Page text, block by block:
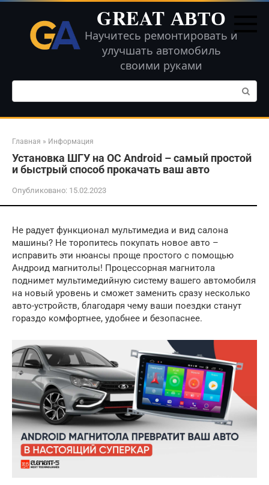
Перейти
контенту
GREAT АВТО
Научитесь ремонтировать и
улучшать автомобиль
своими руками
Поиск:
Главная » Информация
Установка ШГУ на ОС Android – самый простой
и быстрый способ прокачать ваш авто
Опубликовано: 15.02.2023
Не радует функционал мультимедиа и вид салона
машины? Не торопитесь покупать новое авто –
исправить эти нюансы проще простого с помощью
Андроид магнитолы! Процессорная магнитола
поднимет мультимедийную систему вашего автомобиля
на новый уровень и сможет заменить сразу несколько
авто-устройств, благодаря чему ваши поездки станут
гораздо комфортнее, удобнее и безопаснее.